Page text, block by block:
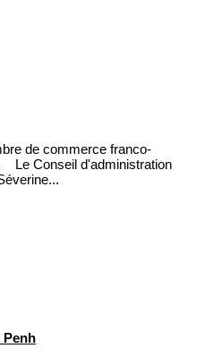
de commerce franco-
Le Conseil d'administration
Penh